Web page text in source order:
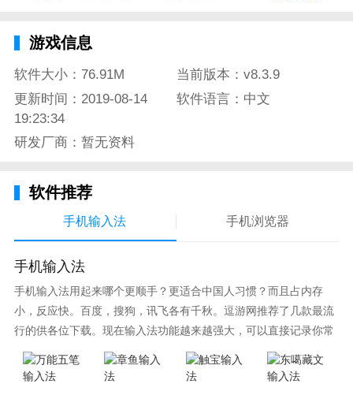
- 真实：海量顾客真实案例，帮你更深入了解商家真实
- 实用：提供12大结婚工具，想邀请亲朋好友就用电子
请帖，想知道备婚流程就用结婚任务，想了解黄道吉日
就用结婚吉日，更多工具等你来体验。
得、晒晒婚品美图。
- 豪华：高端豪华车：法拉利，兰博基尼，玛莎拉蒂，
保时捷，宾利，劳斯莱斯，宝马，奔驰，奥迪应有尽
有。
- 美丽：婚纱照拍摄，全世界任你选：泰国蜜月旅拍，
日本蜜月旅行，巴厘岛婚纱摄影，马尔达夫蜜月拍照，
婚礼纪app测评
游戏信息
软件大小：76.91M
当前版本：v8.3.9
更新时间：2019-08-14
19:23:34
软件语言：中文
研发厂商：暂无资料
软件推荐
手机输入法 手机浏览器
手机输入法
手机输入法用起来哪个更顺手？更适合中国人习惯？而且占内存
小，反应快。百度，搜狗，讯飞各有千秋。逗游网推荐了几款最流
行的供各位下载。现在输入法功能越来越强大，可以直接记录你常
使用的词语，并且还有各种新鲜好玩的表情，一款好的输入法直接
影响到你的打字速度哦。